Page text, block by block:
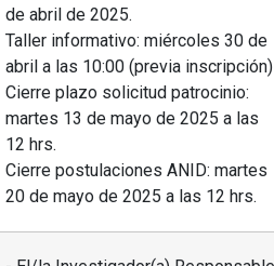
de abril de 2025.
Taller informativo: miércoles 30 de
abril a las 10:00 (previa inscripción)
Cierre plazo solicitud patrocinio:
martes 13 de mayo de 2025 a las
12 hrs.
Cierre postulaciones ANID: martes
20 de mayo de 2025 a las 12 hrs.